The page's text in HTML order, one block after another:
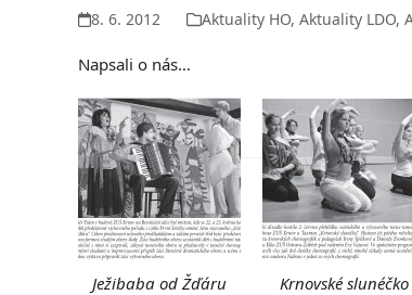
8. 6. 2012 Aktuality HO,Aktuality LDO,
Napsali o nás…
Ježibaba od Žďáru Krnovské slunéčko